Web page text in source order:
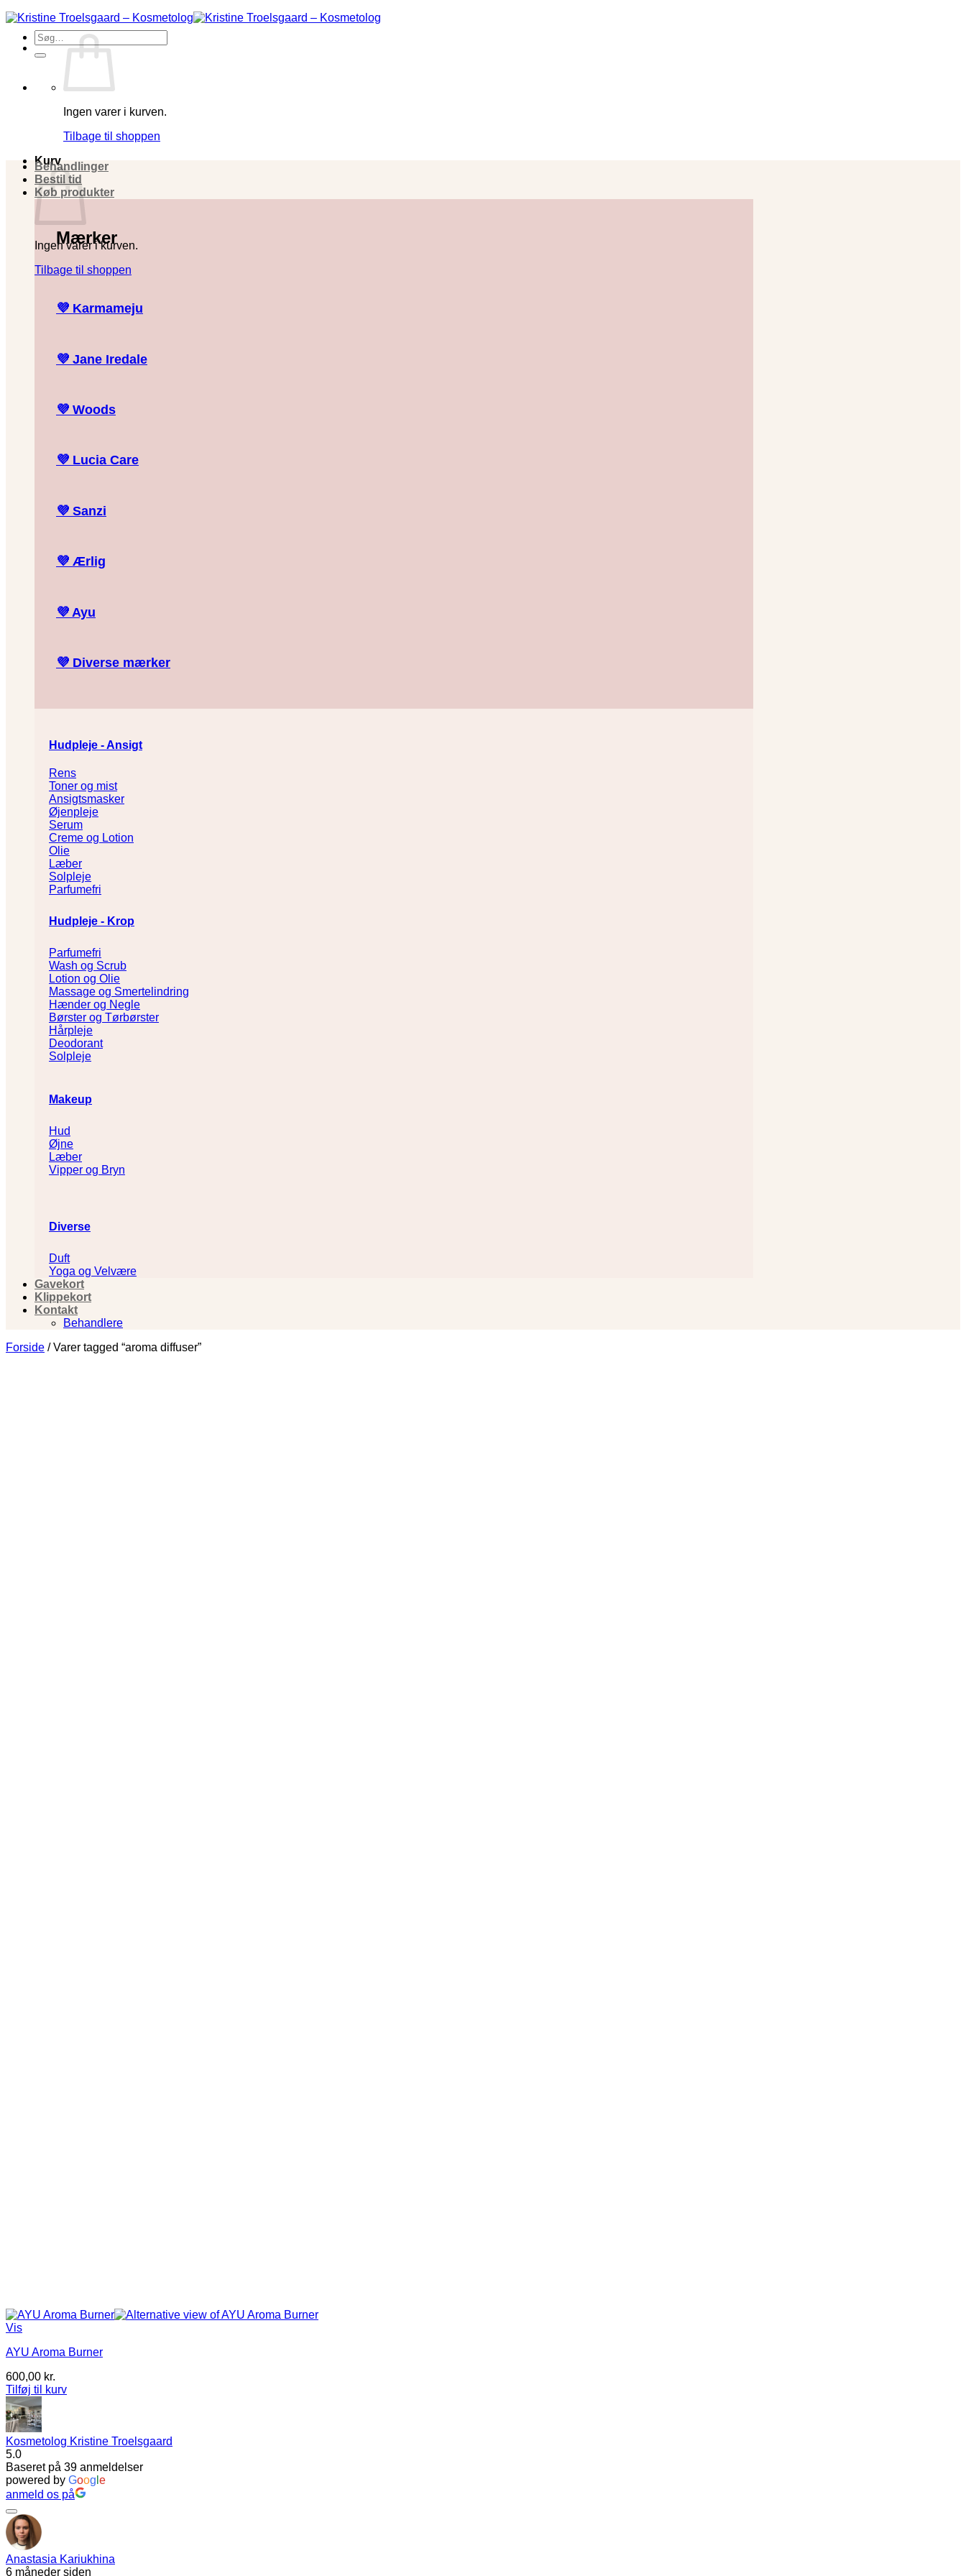
Fortsæt
til
indholdSøg
efter:
Ingen varer i kurven.
Tilbage til shoppen
Kurv
Ingen varer i kurven.
Tilbage til shoppen
Behandlinger
Bestil tid
Køb produkter
Mærker
💜 Karmameju
💜 Jane Iredale
💜 Woods
💜 Lucia Care
💜 Sanzi
💜 Ærlig
💜 Ayu
💜 Diverse mærker
Hudpleje - Ansigt
Rens
Toner og mist
Ansigtsmasker
Øjenpleje
Serum
Creme og Lotion
Olie
Læber
Solpleje
Parfumefri
Hudpleje - Krop
Parfumefri
Wash og Scrub
Lotion og Olie
Massage og Smertelindring
Hænder og Negle
Børster og Tørbørster
Hårpleje
Deodorant
Solpleje
Makeup
Hud
Øjne
Læber
Vipper og Bryn
Diverse
Duft
Yoga og Velvære
Gavekort
Klippekort
Kontakt
Behandlere
Forside / Varer tagged “aroma diffuser”
Vis
AYU Aroma Burner
600,00 kr.
Tilføj til kurv
Kosmetolog Kristine Troelsgaard
5.0
Baseret på 39 anmeldelser
powered by Goog e
anmeld os på
Anastasia Kariukhina
6 måneder siden